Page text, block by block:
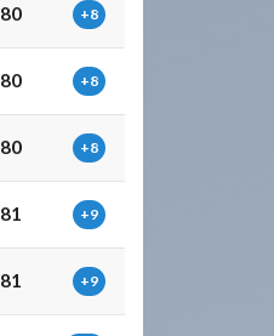
80 +8
80 +8
80 +8
81 +9
81 +9